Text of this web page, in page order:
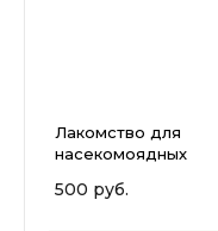
Лакомство для
насекомоядных
500 руб.